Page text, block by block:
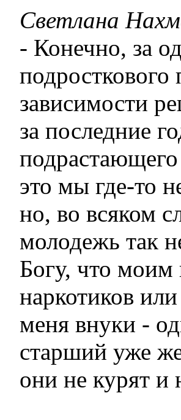
Светлана
- Конечно, за
подросткового
зависимости
за последние
это мы где-то
но, во всяком
молодежь так
Богу, что моим
наркотиков
меня внуки -
старший уже
они не курят и